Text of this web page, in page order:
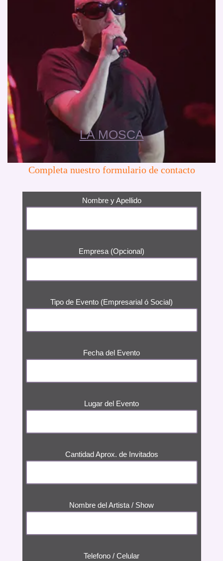
LA MOSCA
Completa nuestro formulario de contacto
Nombre y Apellido
Empresa (Opcional)
Tipo de Evento (Empresarial ó Social)
Fecha del Evento
Lugar del Evento
Cantidad Aprox. de Invitados
Nombre del Artista / Show
Telefono / Celular